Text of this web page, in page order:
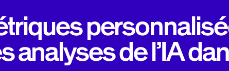
analyses de l’IA